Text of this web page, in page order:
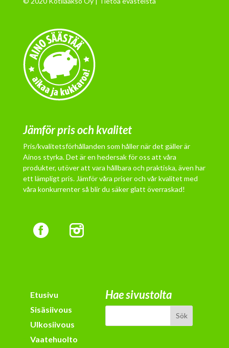
Jämför pris och kvalitet
Pris/kvalitetsförhållanden som håller när det gäller är
Ainos styrka. Det är en hedersak för oss att våra
produkter, utöver att vara hållbara och praktiska, även har
ett lämpligt pris. Jämför våra priser och vår kvalitet med
våra konkurrenter så blir du säker glatt överraskad!
Etusivu
Sisäsiivous
Ulkosiivous
Vaatehuolto
Hae sivustolta